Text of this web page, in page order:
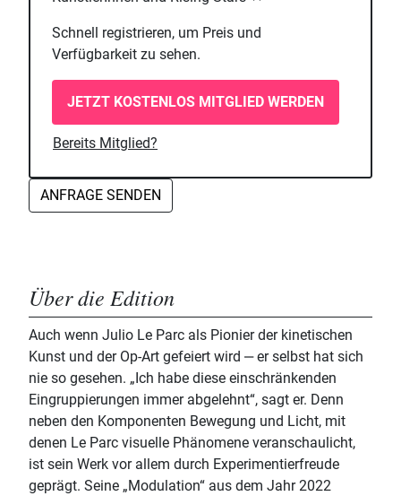
Schnell registrieren, um Preis und
Verfügbarkeit zu sehen.
JETZT KOSTENLOS MITGLIED WERDEN
Bereits Mitglied?
ANFRAGE SENDEN
Über die Edition
Auch wenn Julio Le Parc als Pionier der kinetischen
Kunst und der Op-Art gefeiert wird ‒ er selbst hat sich
nie so gesehen. „Ich habe diese einschränkenden
Eingruppierungen immer abgelehnt“, sagt er. Denn
neben den Komponenten Bewegung und Licht, mit
denen Le Parc visuelle Phänomene veranschaulicht,
ist sein Werk vor allem durch Experimentierfreude
geprägt. Seine „Modulation“ aus dem Jahr 2022